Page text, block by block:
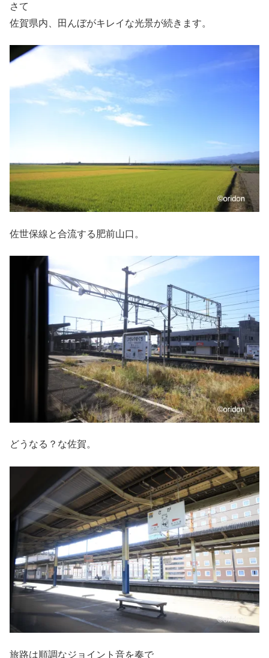
さて
佐賀県内、田んぼがキレイな光景が続きます。
佐世保線と合流する肥前山口。
どうなる？な佐賀。
旅路は順調なジョイント音を奏で